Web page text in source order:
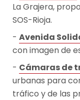
La Grajera,
SOS-Rioja.
Avenida
con imagen de
Cámaras de
urbanas para
tráfico y de las